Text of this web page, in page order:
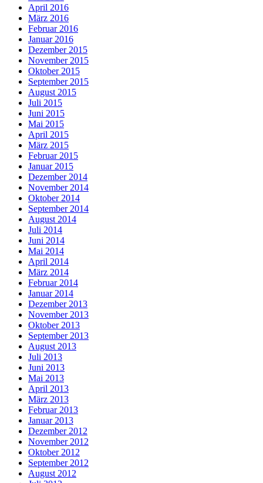
April 2016
März 2016
Februar 2016
Januar 2016
Dezember 2015
November 2015
Oktober 2015
September 2015
August 2015
Juli 2015
Juni 2015
Mai 2015
April 2015
März 2015
Februar 2015
Januar 2015
Dezember 2014
November 2014
Oktober 2014
September 2014
August 2014
Juli 2014
Juni 2014
Mai 2014
April 2014
März 2014
Februar 2014
Januar 2014
Dezember 2013
November 2013
Oktober 2013
September 2013
August 2013
Juli 2013
Juni 2013
Mai 2013
April 2013
März 2013
Februar 2013
Januar 2013
Dezember 2012
November 2012
Oktober 2012
September 2012
August 2012